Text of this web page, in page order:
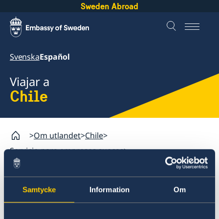
Samtycke Information Om
Sweden Abroad
SvenskaEspañol
Viajar a
Chile
Om utlandet Chile
Servicio para empresas suecas
Cámera Chileno-Sueca de Comercio
Chile